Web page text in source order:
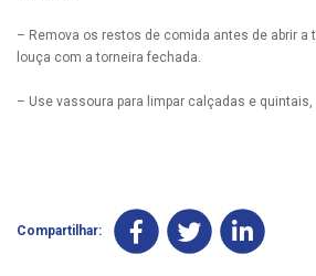
– Remova os restos de comida antes de abrir a
louça com a torneira fechada.
– Use vassoura para limpar calçadas e quintais,
Compartilhar: